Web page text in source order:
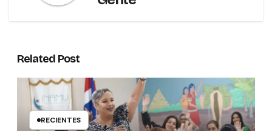
Related Post
RECIENTES